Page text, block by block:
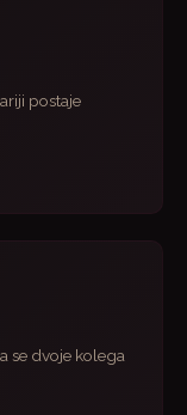
postaje
se dvoje kolega